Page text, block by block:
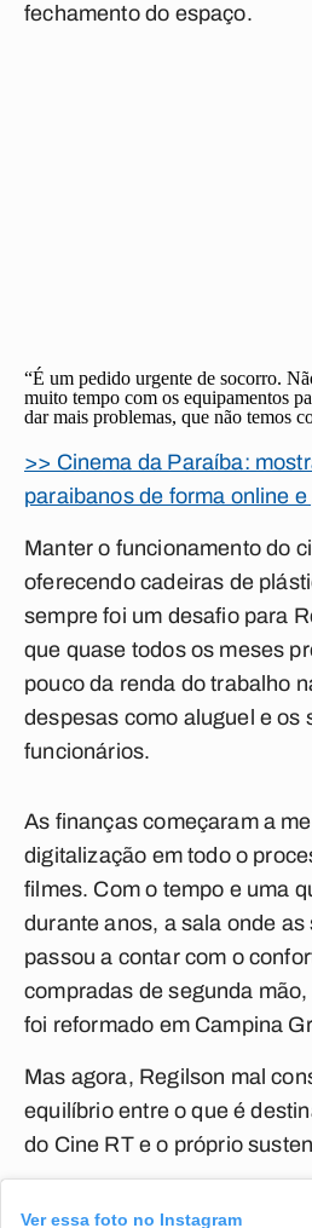
fechamento do espaço.
“É um pedido urgente de socorro.
muito tempo com os equipamentos
dar mais problemas, que não temos
>> Cinema da Paraíba:
paraibanos de forma online
Manter o funcionamento do
oferecendo cadeiras de
sempre foi um desafio para
que quase todos os meses
pouco da renda do trabalho
despesas como aluguel e os
funcionários.
As finanças começaram a
digitalização em todo o
filmes. Com o tempo e uma
durante anos, a sala onde
passou a contar com o
compradas de segunda
foi reformado em Campina
Mas agora, Regilson mal
equilíbrio entre o que é
do Cine RT e o próprio
Ver essa foto no Instagram